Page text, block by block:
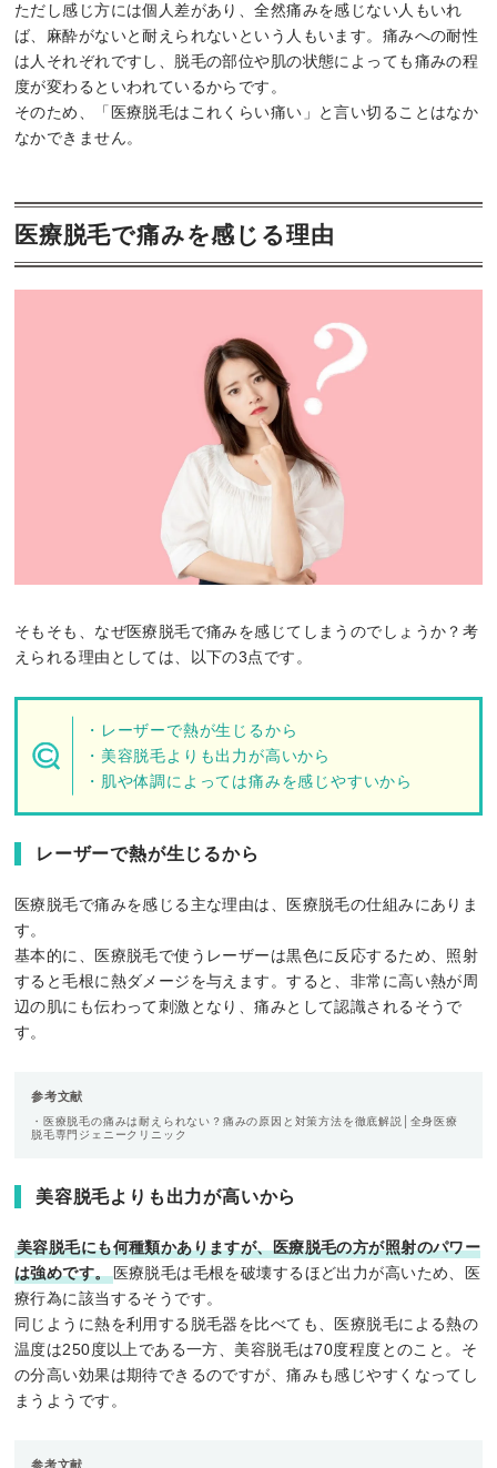
ただし感じ方には個人差があり、全然痛みを感じない人もいれ
ば、麻酔がないと耐えられないという人もいます。痛みへの耐性
は人それぞれですし、脱毛の部位や肌の状態によっても痛みの程
度が変わるといわれているからです。
そのため、「医療脱毛はこれくらい痛い」と言い切ることはなか
なかできません。
医療脱毛で痛みを感じる理由
そもそも、なぜ医療脱毛で痛みを感じてしまうのでしょうか？考
えられる理由としては、以下の3点です。
・レーザーで熱が生じるから
・美容脱毛よりも出力が高いから
・肌や体調によっては痛みを感じやすいから
レーザーで熱が生じるから
医療脱毛で痛みを感じる主な理由は、医療脱毛の仕組みにありま
す。
基本的に、医療脱毛で使うレーザーは黒色に反応するため、照射
すると毛根に熱ダメージを与えます。すると、非常に高い熱が周
辺の肌にも伝わって刺激となり、痛みとして認識されるそうで
す。
参考文献
・医療脱毛の痛みは耐えられない？痛みの原因と対策方法を徹底解説│全身医療
脱毛専門ジェニークリニック
美容脱毛よりも出力が高いから
美容脱毛にも何種類かありますが、医療脱毛の方が照射のパワー
は強めです。医療脱毛は毛根を破壊するほど出力が高いため、医
療行為に該当するそうです。
同じように熱を利用する脱毛器を比べても、医療脱毛による熱の
温度は250度以上である一方、美容脱毛は70度程度とのこと。そ
の分高い効果は期待できるのですが、痛みも感じやすくなってし
まうようです。
参考文献